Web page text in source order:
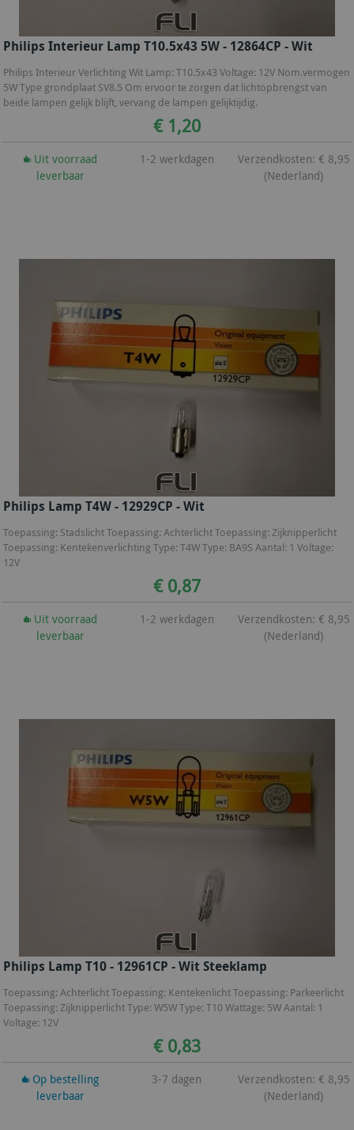
Philips Interieur Lamp T10.5x43 5W - 12864CP - Wit
Philips Interieur Verlichting Wit Lamp: T10.5x43 Voltage: 12V Nom.vermogen
5W Type grondplaat SV8.5 Om ervoor te zorgen dat lichtopbrengst van
beide lampen gelijk blijft, vervang de lampen gelijktijdig.
€ 1,20
Uit voorraad
leverbaar
1-2 werkdagen
Verzendkosten: € 8,95
(Nederland)
Philips Lamp T4W - 12929CP - Wit
Toepassing: Stadslicht Toepassing: Achterlicht Toepassing: Zijknipperlicht
Toepassing: Kentekenverlichting Type: T4W Type: BA9S Aantal: 1 Voltage:
12V
€ 0,87
Uit voorraad
leverbaar
1-2 werkdagen
Verzendkosten: € 8,95
(Nederland)
Philips Lamp T10 - 12961CP - Wit Steeklamp
Toepassing: Achterlicht Toepassing: Kentekenlicht Toepassing: Parkeerlicht
Toepassing: Zijknipperlicht Type: W5W Type: T10 Wattage: 5W Aantal: 1
Voltage: 12V
€ 0,83
Op bestelling
leverbaar
3-7 dagen
Verzendkosten: € 8,95
(Nederland)